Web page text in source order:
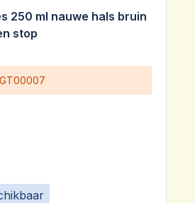
van 5 van 5 sterren
250 ml nauwe hals bruin
stop
GT00007